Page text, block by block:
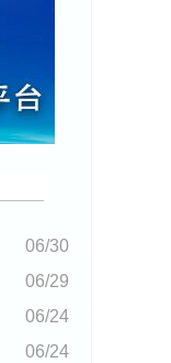
06/30
06/29
06/24
06/24